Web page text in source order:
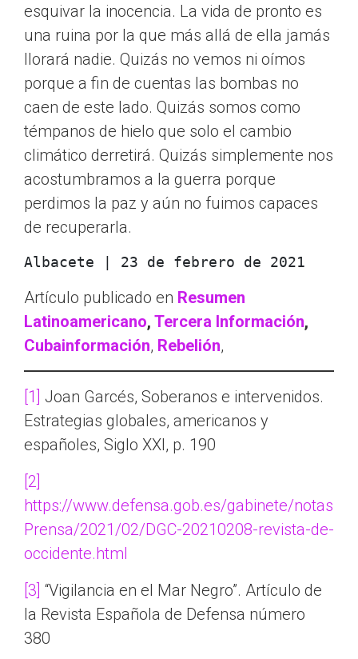
esquivar la inocencia. La vida de pronto es
una ruina por la que más allá de ella jamás
llorará nadie. Quizás no vemos ni oímos
porque a fin de cuentas las bombas no
caen de este lado. Quizás somos como
témpanos de hielo que solo el cambio
climático derretirá. Quizás simplemente nos
acostumbramos a la guerra porque
perdimos la paz y aún no fuimos capaces
de recuperarla.
Albacete | 23 de febrero de 2021
Artículo publicado en Resumen
Latinoamericano, Tercera Información,
Cubainformación, Rebelión,
[1] Joan Garcés, Soberanos e intervenidos.
Estrategias globales, americanos y
españoles, Siglo XXI, p. 190
[2]
https://www.defensa.gob.es/gabinete/notas
Prensa/2021/02/DGC-20210208-revista-de-
occidente.html
[3] “Vigilancia en el Mar Negro”. Artículo de
la Revista Española de Defensa número
380